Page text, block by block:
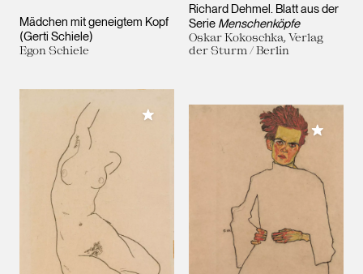
Mädchen mit geneigtem Kopf
(Gerti Schiele)
Egon Schiele
Richard Dehmel. Blatt aus der
Serie Menschenköpfe
Oskar Kokoschka, Verlag
der Sturm / Berlin
Meiner Sammlung hinzufügen
Meiner